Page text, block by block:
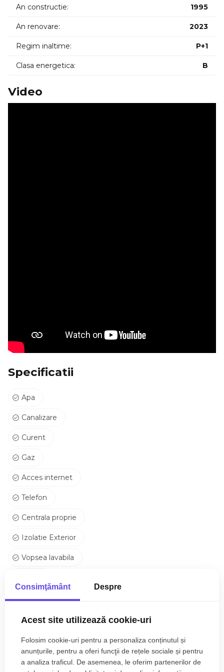
An constructie: 1995
An renovare: 2023
Regim inaltime: P+1
Clasa energetica: B
Video
Specificatii
Apa
Canalizare
Curent
Gaz
Acces internet
Telefon
Centrala proprie
Izolatie Exterior
Vopsea lavabila
Parchet
Ferestre PVC
Bucatarie Nemobilata
Nemobilat
Consimţământ Despre
Acest site utilizează cookie-uri
Folosim cookie-uri pentru a personaliza conținutul și
anunțurile, pentru a oferi funcţii de rețele sociale și pentru
a analiza traficul. De asemenea, le oferim partenerilor de